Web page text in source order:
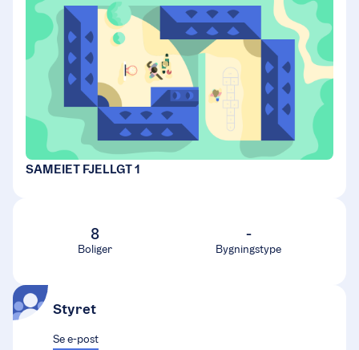
SAMEIET FJELLGT 1
8
Boliger
-
Bygningstype
Styret
Se e-post